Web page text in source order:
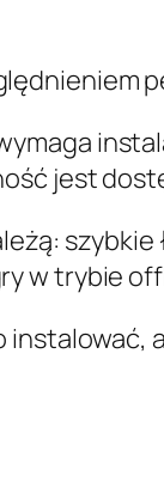
jest
w trybie